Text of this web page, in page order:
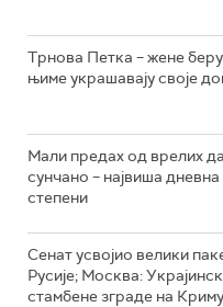
Трнова Петка – жене
њиме украшавају своје
Мали предах од врелих
сунчано – највиша
степени
Сенат усвојио велики
Русије; Москва:
стамбене зграде на Криму